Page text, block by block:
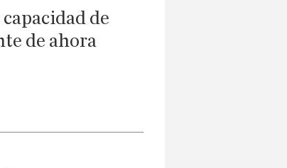
de
de ahora